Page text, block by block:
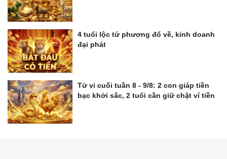
4 tuổi lộc tứ phương đổ về, kinh doanh
đại phát
Tử vi cuối tuần 8 - 9/8: 2 con giáp tiền
bạc khởi sắc, 2 tuổi cần giữ chặt ví tiền